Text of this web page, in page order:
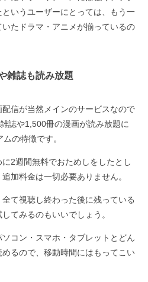
いうユーザーにとっては、もう一
たドラマ・アニメが揃っているの
雑誌も読み放題
信が当然メインのサービスなので
誌や1,500冊の漫画が読み放題に
の特徴です。
2週間無料でおためしをしたとし
加料金は一切必要ありません。
て視聴し終わった後に残っている
てみるのもいいでしょう。
コン・スマホ・タブレットとどん
るので、移動時間にはもってこい